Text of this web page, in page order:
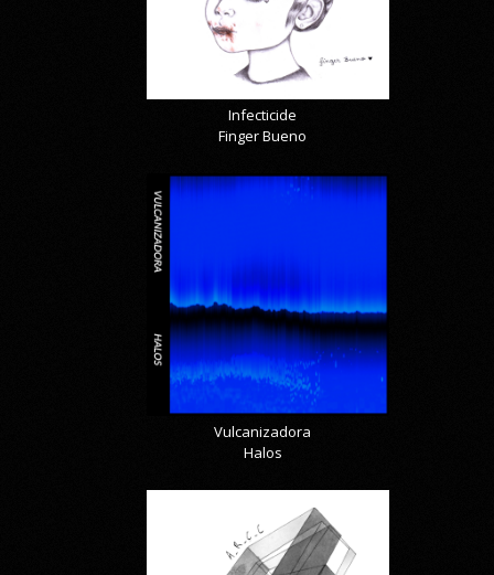
Infecticide
Finger Bueno
Vulcanizadora
Halos